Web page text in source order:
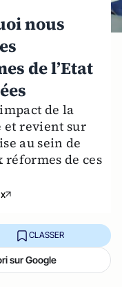
nous
de l’Etat
de la
et revient sur
au sein de
de ces
CLASSER
sur Google